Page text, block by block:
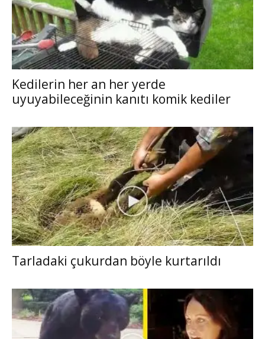
Kedilerin her an her yerde
uyuyabileceğinin kanıtı komik kediler
Tarladaki çukurdan böyle kurtarıldı